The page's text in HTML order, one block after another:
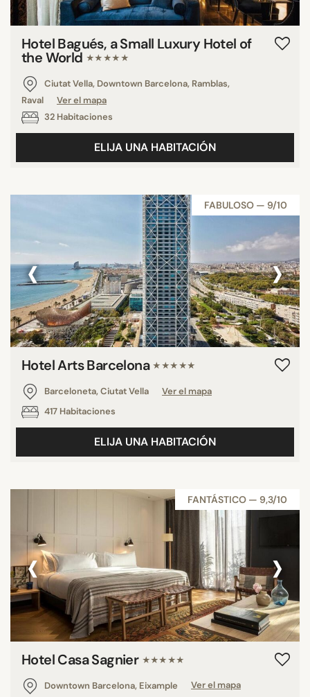
Hotel Bagués, a Small Luxury Hotel of
the World ★★★★★
Ciutat Vella, Downtown Barcelona, Ramblas,
Raval
Ver el mapa
32 Habitaciones
ELIJA UNA HABITACIÓN
FABULOSO — 9/10
‹ ›
Hotel Arts Barcelona ★★★★★
Barceloneta, Ciutat Vella
Ver el mapa
417 Habitaciones
ELIJA UNA HABITACIÓN
FANTÁSTICO — 9,3/10
‹ ›
Hotel Casa Sagnier ★★★★★
Downtown Barcelona, Eixample
Ver el mapa